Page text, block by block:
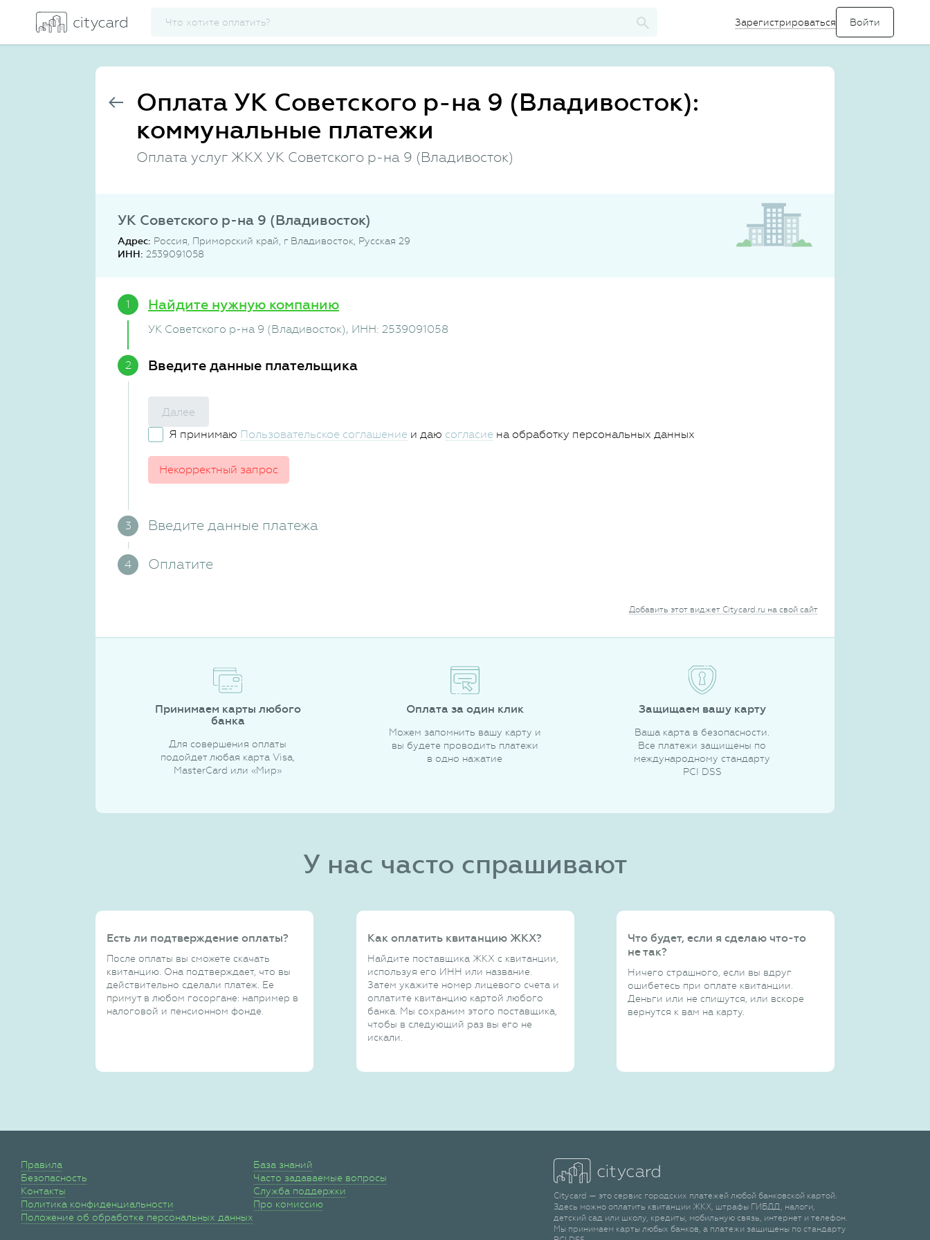
Зарегистрироваться
Оплата УК Советского р-на 9 (Владивосток):
коммунальные платежи
Оплата услуг ЖКХ УК Советского р-на 9 (Владивосток)
УК Советского р-на 9 (Владивосток)
Адрес: Россия, Приморский край, г Владивосток, Русская 29
ИНН: 2539091058
Найдите нужную компанию
УК Советского р-на 9 (Владивосток), ИНН: 2539091058
Введите данные плательщика
Далее
Я принимаю Пользовательское соглашение и даю согласие на обработку персональных данных
Некорректный запрос
Введите данные платежа
Оплатите
Добавить этот виджет Citycard.ru на свой сайт
Принимаем карты любого
банка
Для совершения оплаты
подойдет любая карта Visa,
MasterCard или «Мир»
Оплата за один клик
Можем запомнить вашу карту и
вы будете проводить платежи
в одно нажатие
Защищаем вашу карту
Ваша карта в безопасности.
Все платежи защищены по
международному стандарту
PCI DSS
У нас часто спрашивают
Есть ли подтверждение оплаты?
После оплаты вы сможете скачать
квитанцию. Она подтверждает, что вы
действительно сделали платеж. Ее
примут в любом госоргане: например в
налоговой и пенсионном фонде.
Как оплатить квитанцию ЖКХ?
Найдите поставщика ЖКХ с квитанции,
используя его ИНН или название.
Затем укажите номер лицевого счета и
оплатите квитанцию картой любого
банка. Мы сохраним этого поставщика,
чтобы в следующий раз вы его не
искали.
Что будет, если я сделаю что-то
не так?
Ничего страшного, если вы вдруг
ошибетесь при оплате квитанции.
Деньги или не спишутся, или вскоре
вернутся к вам на карту.
Правила
Безопасность
Контакты
Политика конфиденциальности
Положение об обработке персональных данных
База знаний
Часто задаваемые вопросы
Служба поддержки
Про комиссию
Citycard — это сервис городских платежей любой банковской картой.
Здесь можно оплатить квитанции ЖКХ, штрафы ГИБДД, налоги,
детский сад или школу, кредиты, мобильную связь, интернет и телефон.
Мы принимаем карты любых банков, а платежи защищены по стандарту